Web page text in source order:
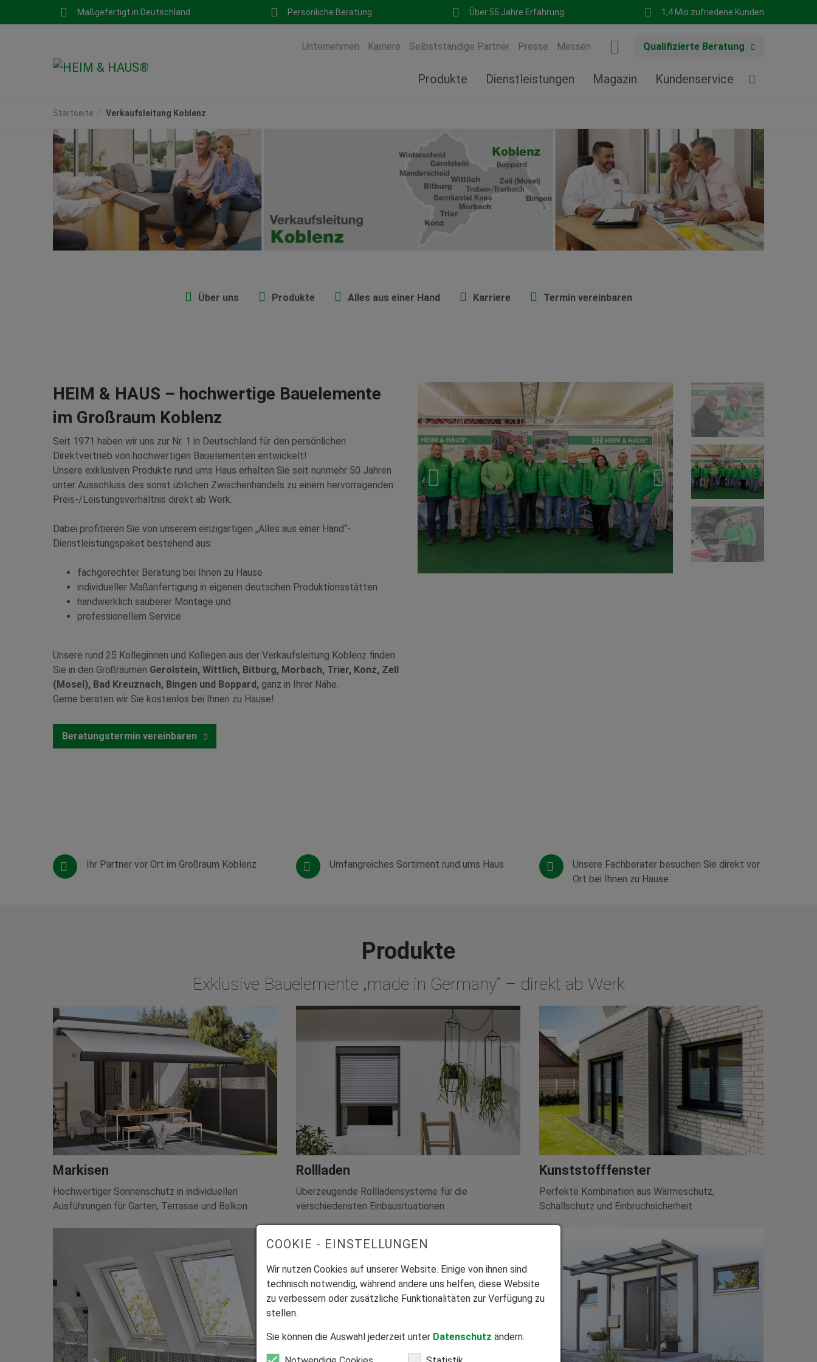
Maßgefertigt in Deutschland Persönliche Beratung Über 55 Jahre Erfahrung 1,4 Mio zufriedene Kunden
Unternehmen Karriere Selbstständige Partner Presse Messen Qualifizierte Beratung
Produkte Dienstleistungen Magazin Kundenservice
Startseite Verkaufsleitung Koblenz
Über uns Produkte Alles aus einer Hand Karriere Termin vereinbaren
HEIM & HAUS – hochwertige Bauelemente
im Großraum Koblenz
Seit 1971 haben wir uns zur Nr. 1 in Deutschland für den persönlichen
Direktvertrieb von hochwertigen Bauelementen entwickelt!
Unsere exklusiven Produkte rund ums Haus erhalten Sie seit nunmehr 50 Jahren
unter Ausschluss des sonst üblichen Zwischenhandels zu einem hervorragenden
Preis-/Leistungsverhältnis direkt ab Werk.
Dabei profitieren Sie von unserem einzigartigen „Alles aus einer Hand“-
Dienstleistungspaket bestehend aus:
fachgerechter Beratung bei Ihnen zu Hause
individueller Maßanfertigung in eigenen deutschen Produktionsstätten
handwerklich sauberer Montage und
professionellem Service
Unsere rund 25 Kolleginnen und Kollegen aus der Verkaufsleitung Koblenz finden
Sie in den Großräumen Gerolstein, Wittlich, Bitburg, Morbach, Trier, Konz, Zell
(Mosel), Bad Kreuznach, Bingen und Boppard, ganz in Ihrer Nähe.
Gerne beraten wir Sie kostenlos bei Ihnen zu Hause!
Beratungstermin vereinbaren
Ihr Partner vor Ort im Großraum Koblenz Umfangreiches Sortiment rund ums Haus
Unsere Fachberater besuchen Sie direkt vor
Ort bei Ihnen zu Hause
Produkte
Exklusive Bauelemente „made in Germany“ – direkt ab Werk
Markisen
Hochwertiger Sonnenschutz in individuellen
Ausführungen für Garten, Terrasse und Balkon.
Rollladen
Überzeugende Rollladensysteme für die
verschiedensten Einbausituationen.
Kunststofffenster
Perfekte Kombination aus Wärmeschutz,
Schallschutz und Einbruchsicherheit.
COOKIE - EINSTELLUNGEN
Wir nutzen Cookies auf unserer Website. Einige von ihnen sind
technisch notwendig, während andere uns helfen, diese Website
zu verbessern oder zusätzliche Funktionalitäten zur Verfügung zu
stellen.
Sie können die Auswahl jederzeit unter Datenschutz ändern.